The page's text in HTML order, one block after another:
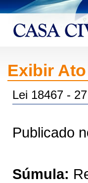
Exibir Ato
Lei 18467 -
Publicado
Súmula: